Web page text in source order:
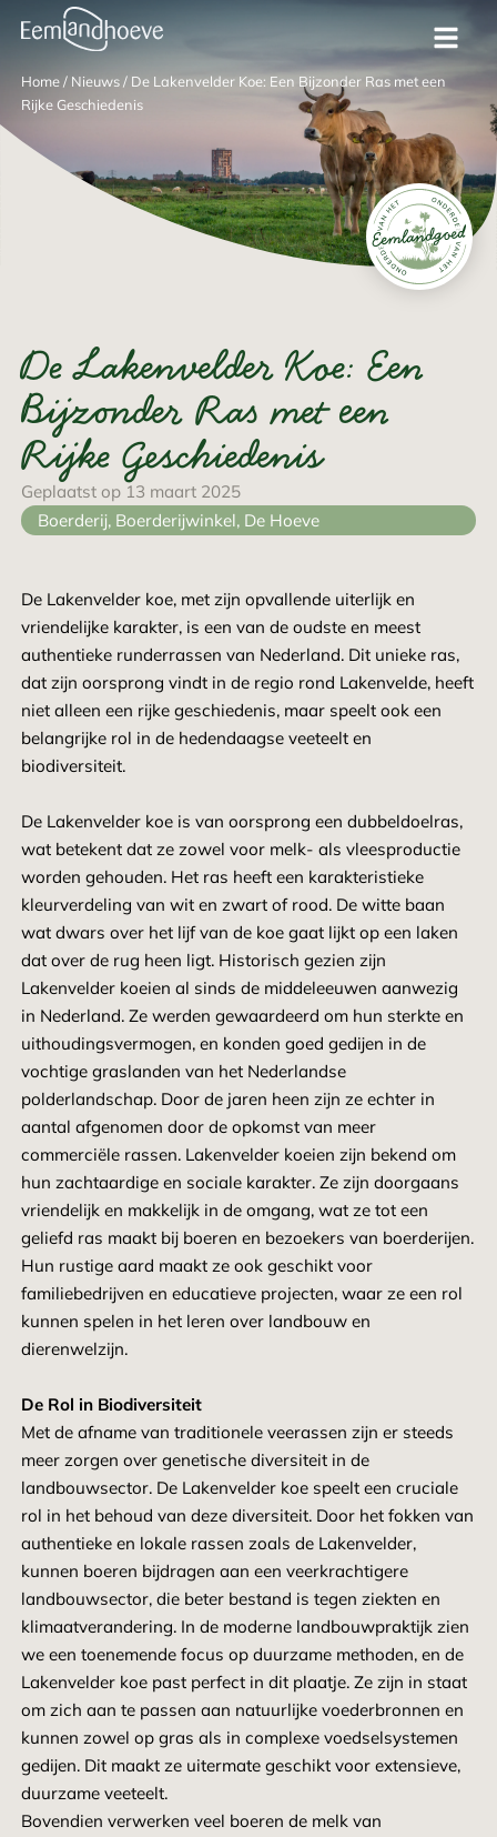
Home/ Nieuws/ De Lakenvelder Koe: Een Bijzonder Ras met een
Rijke Geschiedenis
De Lakenvelder Koe: Een
Bijzonder Ras met een
Rijke Geschiedenis
Geplaatst op 13 maart 2025
Boerderij, Boerderijwinkel, De Hoeve
De Lakenvelder koe, met zijn opvallende uiterlijk en
vriendelijke karakter, is een van de oudste en meest
authentieke runderrassen van Nederland. Dit unieke ras,
dat zijn oorsprong vindt in de regio rond Lakenvelde, heeft
niet alleen een rijke geschiedenis, maar speelt ook een
belangrijke rol in de hedendaagse veeteelt en
biodiversiteit.
De Lakenvelder koe is van oorsprong een dubbeldoelras,
wat betekent dat ze zowel voor melk- als vleesproductie
worden gehouden. Het ras heeft een karakteristieke
kleurverdeling van wit en zwart of rood. De witte baan
wat dwars over het lijf van de koe gaat lijkt op een laken
dat over de rug heen ligt. Historisch gezien zijn
Lakenvelder koeien al sinds de middeleeuwen aanwezig
in Nederland. Ze werden gewaardeerd om hun sterkte en
uithoudingsvermogen, en konden goed gedijen in de
vochtige graslanden van het Nederlandse
polderlandschap. Door de jaren heen zijn ze echter in
aantal afgenomen door de opkomst van meer
commerciële rassen. Lakenvelder koeien zijn bekend om
hun zachtaardige en sociale karakter. Ze zijn doorgaans
vriendelijk en makkelijk in de omgang, wat ze tot een
geliefd ras maakt bij boeren en bezoekers van boerderijen.
Hun rustige aard maakt ze ook geschikt voor
familiebedrijven en educatieve projecten, waar ze een rol
kunnen spelen in het leren over landbouw en
dierenwelzijn.
De Rol in Biodiversiteit
Met de afname van traditionele veerassen zijn er steeds
meer zorgen over genetische diversiteit in de
landbouwsector. De Lakenvelder koe speelt een cruciale
rol in het behoud van deze diversiteit. Door het fokken van
authentieke en lokale rassen zoals de Lakenvelder,
kunnen boeren bijdragen aan een veerkrachtigere
landbouwsector, die beter bestand is tegen ziekten en
klimaatverandering. In de moderne landbouwpraktijk zien
we een toenemende focus op duurzame methoden, en de
Lakenvelder koe past perfect in dit plaatje. Ze zijn in staat
om zich aan te passen aan natuurlijke voederbronnen en
kunnen zowel op gras als in complexe voedselsystemen
gedijen. Dit maakt ze uitermate geschikt voor extensieve,
duurzame veeteelt.
Bovendien verwerken veel boeren de melk van